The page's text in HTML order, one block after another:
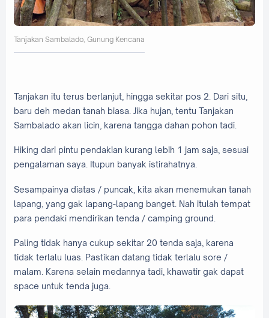
Tanjakan Sambalado, Gunung Kencana
Tanjakan itu terus berlanjut, hingga sekitar pos 2. Dari situ,
baru deh medan tanah biasa. Jika hujan, tentu Tanjakan
Sambalado akan licin, karena tangga dahan pohon tadi.
Hiking dari pintu pendakian kurang lebih 1 jam saja, sesuai
pengalaman saya. Itupun banyak istirahatnya.
Sesampainya diatas / puncak, kita akan menemukan tanah
lapang, yang gak lapang-lapang banget. Nah itulah tempat
para pendaki mendirikan tenda / camping ground.
Paling tidak hanya cukup sekitar 20 tenda saja, karena
tidak terlalu luas. Pastikan datang tidak terlalu sore /
malam. Karena selain medannya tadi, khawatir gak dapat
space untuk tenda juga.